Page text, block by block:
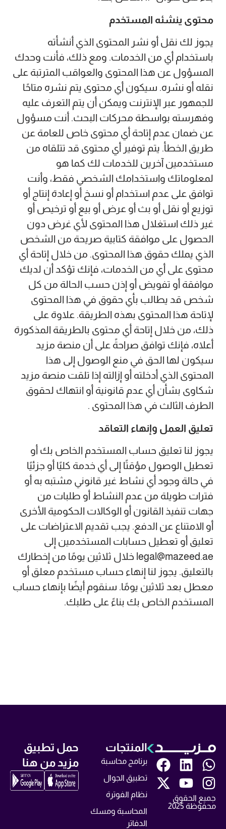
محتوى ينشئه المستخدم
يجوز لك نقل أو نشر المحتوى الذي أنشأته
باستخدام أي من الخدمات. ومع ذلك، فأنت وحدك
المسؤول عن هذا المحتوى والعواقب المترتبة على
نقله أو نشره. سيكون أي محتوى يتم نشره متاحًا
للجمهور عبر الإنترنت ويمكن أن يتم التعرف عليه
وفهرسته بواسطة محركات البحث. أنت مسؤول
عن ضمان عدم إتاحة أي محتوى خاص للعامة عن
طريق الخطأ. يتم توفير أي محتوى قد تتلقاه من
مستخدمين آخرين للخدمات لك كما هو
لمعلوماتك واستخدامك الشخصي فقط، وأنت
توافق على عدم استخدام أو نسخ أو إعادة إنتاج أو
توزيع أو نقل أو بث أو عرض أو بيع أو ترخيص أو
غير ذلك استغلال هذا المحتوى لأي غرض دون
الحصول على موافقة كتابية صريحة من الشخص
الذي يملك حقوق هذا المحتوى. من خلال إتاحة أي
محتوى على أي من الخدمات، فإنك تؤكد أن لديك
موافقة أو تفويض أو إذن حسب الحالة من كل
شخص قد يطالب بأي حقوق في هذا المحتوى
لإتاحة هذا المحتوى بهذه الطريقة. علاوة على
ذلك، من خلال إتاحة أي محتوى بالطريقة المذكورة
أعلاه، فإنك توافق صراحةً على أن منصة مزيد
سيكون لها الحق في منع الوصول إلى هذا
المحتوى الذي أدخلته أو إزالته إذا تلقت منصة مزيد
شكاوى بشأن أي عدم قانونية أو انتهاك لحقوق
الطرف الثالث في هذا المحتوى .
تعليق العمل وإنهاء التعاقد
يجوز لنا تعليق حساب المستخدم الخاص بك أو
تعطيل الوصول مؤقتًا إلى أي خدمة كليًا أو جزئيًا
في حالة وجود أي نشاط غير قانوني مشتبه به أو
فترات طويلة من عدم النشاط أو طلبات من
جهات تنفيذ القانون أو الوكالات الحكومية الأخرى
أو الامتناع عن الدفع. يجب تقديم الاعتراضات على
تعليق أو تعطيل حسابات المستخدمين إلى
legal@mazeed.ae خلال ثلاثين يومًا من إخطارك
بالتعليق. يجوز لنا إنهاء حساب مستخدم معلق أو
معطل بعد ثلاثين يومًا. سنقوم أيضًا بإنهاء حساب
المستخدم الخاص بك بناءً على طلبك.
جميع الحقوق
محفوظة 2025
المنتجات
برنامج محاسبة
تطبيق الجوال
نظام الفوترة
المحاسبة ومسك
الدفاتر
حمل تطبيق
مزيد من هنا